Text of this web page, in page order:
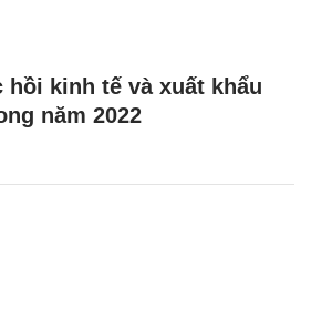
hồi kinh tế và xuất khẩu
năm 2022